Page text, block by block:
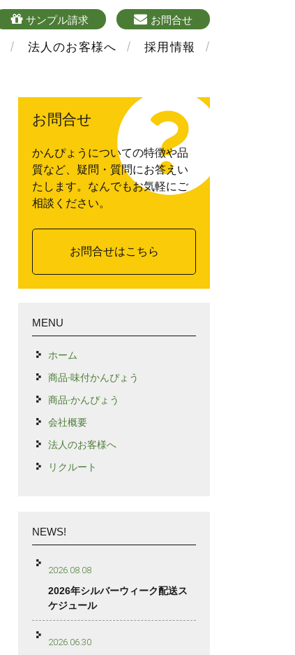
法人のお客様へ 採用情報
sample
サンプル請求 mailform
お問合せ
お問合せ
かんぴょうについての特徴や品
質など、疑問・質問にお答えい
たします。なんでもお気軽にご
相談ください。
お問合せはこちら
MENU
ホーム
商品-味付かんぴょう
商品-かんぴょう
会社概要
法人のお客様へ
リクルート
NEWS!
2026.08.08
2026年シルバーウィーク配送ス
ケジュール
2026.06.30